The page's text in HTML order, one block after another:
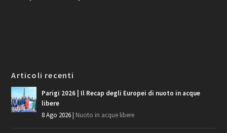
Articoli recenti
Parigi 2026 | Il Recap degli Europei di nuoto in acque
libere
8 Ago 2026| Nuoto in acque libere